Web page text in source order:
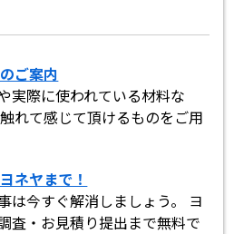
ご案内
実際に使われている材料な
れて感じて頂けるものをご用
ネヤまで！
は今すぐ解消しましょう。 ヨ
査・お見積り提出まで無料で